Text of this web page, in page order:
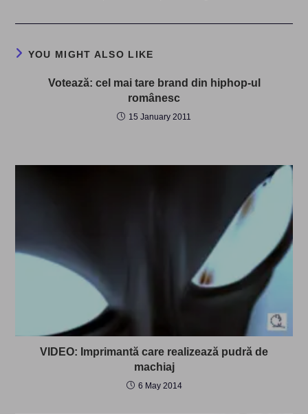
YOU MIGHT ALSO LIKE
Votează: cel mai tare brand din hiphop-ul
românesc
15 January 2011
VIDEO: Imprimantă care realizează pudră de
machiaj
6 May 2014